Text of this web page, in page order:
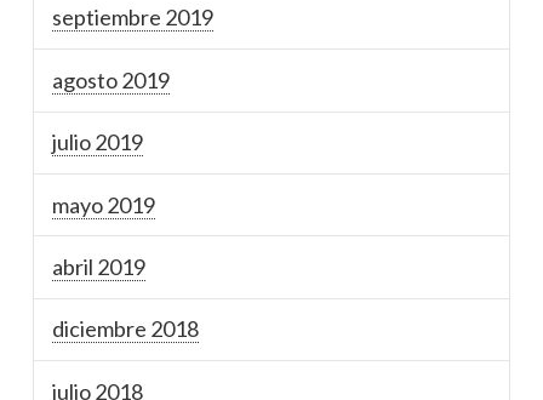
septiembre 2019
agosto 2019
julio 2019
mayo 2019
abril 2019
diciembre 2018
julio 2018